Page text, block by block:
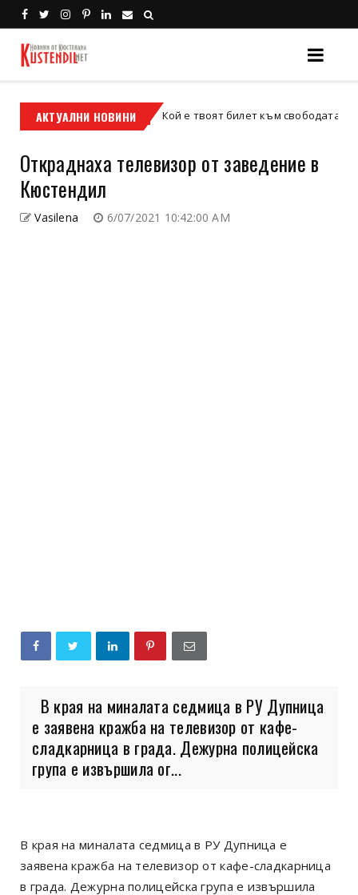
АКТУАЛНИ НОВИНИ
кросов мотор Кой е твоят билет към свободата –
Откраднаха телевизор от заведение в
Кюстендил
Vasilena 6/07/2021 10:42:00 AM
В края на миналата седмица в РУ Дупница
е заявена кражба на телевизор от кафе-
сладкарница в града. Дежурна полицейска
група е извършила ог...
В края на миналата седмица в РУ Дупница е
заявена кражба на телевизор от кафе-сладкарница
в града. Дежурна полицейска група е извършила